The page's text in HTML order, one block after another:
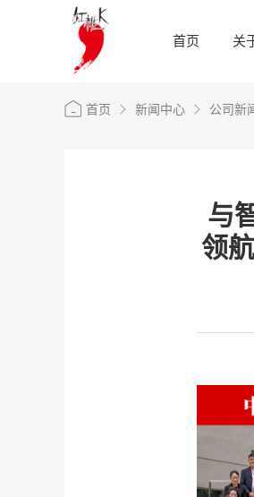
首页 关
首页 新闻中心 公司新
与
领